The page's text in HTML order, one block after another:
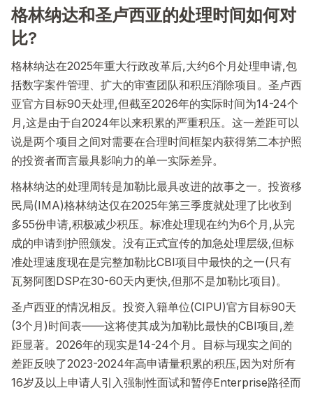
格林纳达和圣卢西亚的处理时间如何对
比?
格林纳达在2025年重大行政改革后,大约6个月处理申请,包
括数字案件管理、扩大的审查团队和积压消除项目。圣卢西
亚官方目标90天处理,但截至2026年的实际时间为14-24个
月,这是由于自2024年以来积累的严重积压。这一差距可以
说是两个项目之间对需要在合理时间框架内获得第二本护照
的投资者而言最具影响力的单一实际差异。
格林纳达的处理周转是加勒比最具改进的故事之一。投资移
民局(IMA)格林纳达仅在2025年第三季度就处理了比收到
多55份申请,积极减少积压。标准处理现在约为6个月,从完
成的申请到护照颁发。没有正式宣传的加急处理层级,但标
准处理速度现在是完整加勒比CBI项目中最快的之一(只有
瓦努阿图DSP在30-60天内更快,但那不是加勒比项目)。
圣卢西亚的情况相反。投资入籍单位(CIPU)官方目标90天
(3个月)时间表——这将使其成为加勒比最快的CBI项目,差
距显著。2026年的现实是14-24个月。目标与现实之间的
差距反映了2023-2024年高申请量积累的积压,因为对所有
16岁及以上申请人引入强制性面试和暂停Enterprise路径而